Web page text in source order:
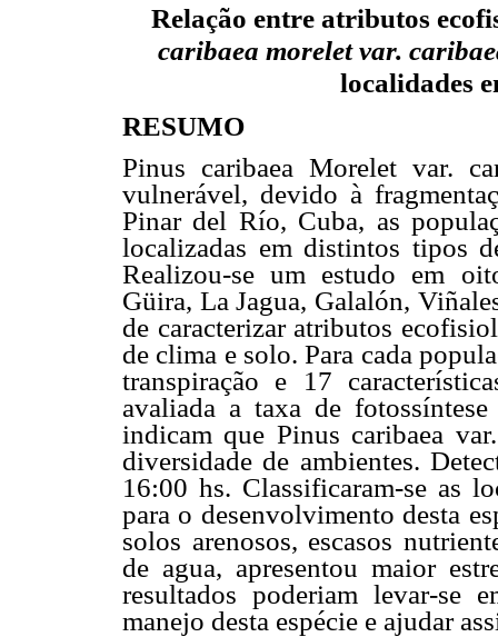
Relação entre atributos
caribaea morelet var.
localidades
RESUMO
Pinus caribaea Morelet var.
vulnerável, devido à
Pinar del Río, Cuba, as
localizadas em distintos tipos
Realizou-se um estudo em
Güira, La Jagua, Galalón,
de caracterizar atributos
de clima e solo. Para cada
transpiração e 17
avaliada a taxa de
indicam que Pinus caribaea
diversidade de ambientes.
16:00 hs. Classificaram-se as
para o desenvolvimento desta
solos arenosos, escasos
de agua, apresentou maior
resultados poderiam levar-se
manejo desta espécie e ajudar